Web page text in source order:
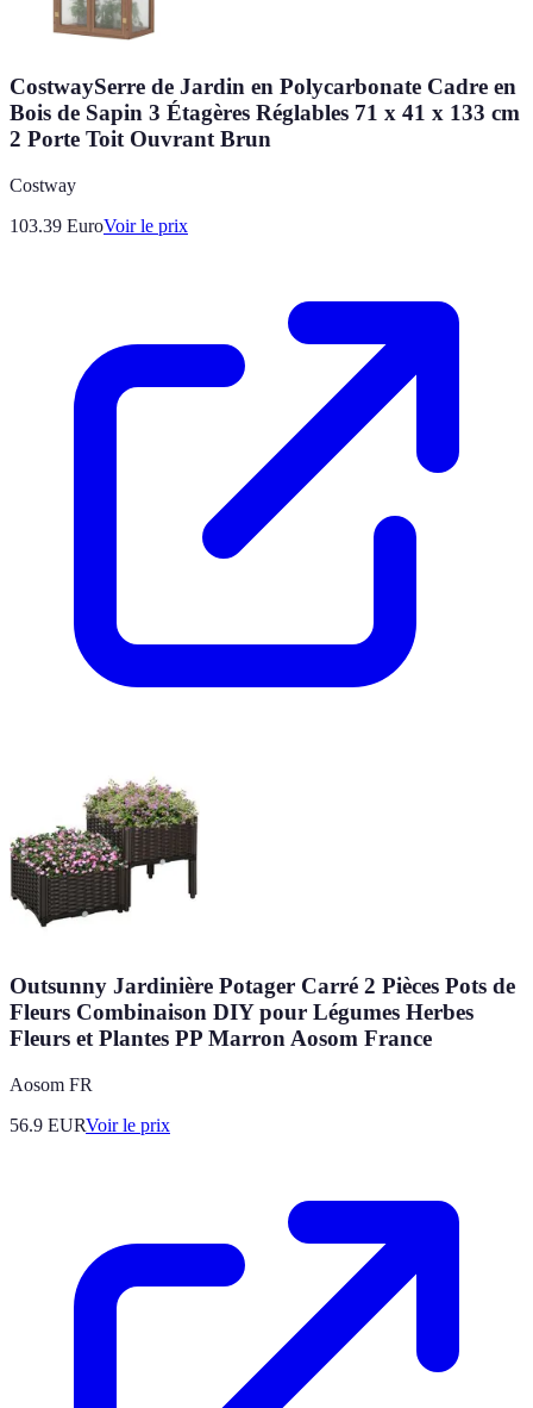
CostwaySerre de Jardin en Polycarbonate Cadre en
Bois de Sapin 3 Étagères Réglables 71 x 41 x 133 cm
2 Porte Toit Ouvrant Brun
Costway
103.39 EuroVoir le prix
Outsunny Jardinière Potager Carré 2 Pièces Pots de
Fleurs Combinaison DIY pour Légumes Herbes
Fleurs et Plantes PP Marron Aosom France
Aosom FR
56.9 EURVoir le prix